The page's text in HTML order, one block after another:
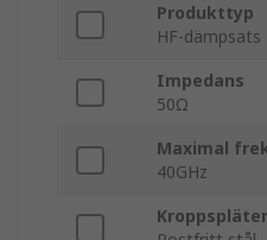
Produkttyp
HF-dämpsats
Impedans
50Ω
Maximal
40GHz